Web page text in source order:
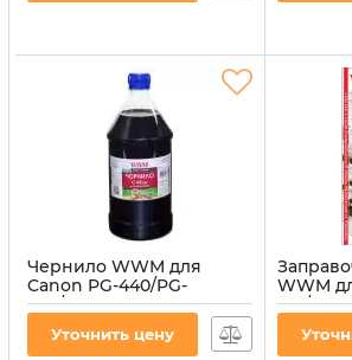
Чернило WWM для
Canon PG-440/PG-
445/PGI-450Bk 1000г
(C45/BP-4)
Уточнить цену
WWM
441/CLI-
(3шт x
C/M/Y